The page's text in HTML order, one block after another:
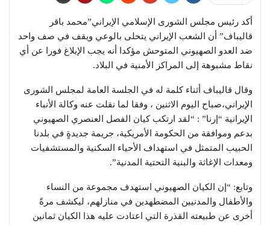
أكد رئيس مجلس الشورى الإسلامي الإيراني”محمد باقر
قاليباف” أن الشعب الإيراني يتحلى بالوعي ويقف في صف واحد
ضد العدو الصهيوني المتوحش مؤكدا أنه يجب الإبلاغ فورا عن أي
نقاط مشبوهة إلى المراكز الأمنية في البلاد.
وقال قاليباف أثناء كلمة له في الجلسة العامة لمجلس الشورى
الإيراني،صباح اليوم الاثنین ، وفقا لما نقلت عنه وكالة الأنباء
الإيرانية “إرنا” : “لقد ارتكب كيان الفصل العنصري الصهيوني
بدعم وموافقة من الحكومة الأمريكية، جريمة جديدةٍ في بلدنا
الحبيب المتمثل في استهداف الأحياء السكنية والمستشفيات
ومعدات الإغاثة والبنية التحتية المدنية”.
وتابع: “إن الكيان الصهيوني استهدف مجموعة من النساء
والأطفال والمدنيين المضطهدين في منازلهم، ليكشف مرةً
أخرى عن طبيعته القذرة التي اعتادت عليه هذا الكيان ثمانين